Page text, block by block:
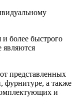
более быстрого
являются
представленных
фурнитуре, а также
и